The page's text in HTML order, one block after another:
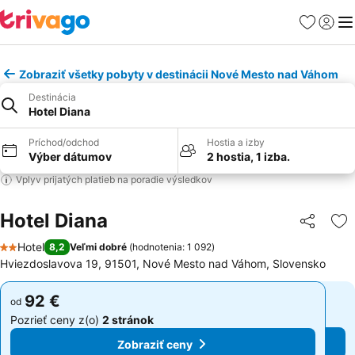
Obľúbené
Zobraziť všetky pobyty v destinácii Nové Mesto nad Váhom
Destinácia
Hotel Diana
Príchod/odchod
Výber dátumov
Hostia a izby
2 hostia, 1 izba.
Vplyv prijatých platieb na poradie výsledkov
Hotel Diana Zdieľať
2 Počet hviezdičiek
Hotel 8,2 Veľmi dobré (hodnotenia: 1 092)
Hviezdoslavova 19, 91501, Nové Mesto nad Váhom, Slovensko
od 92 €
Pozrieť ceny z(o) 2 stránok
Zobraziť ceny
od 92 €
Pozrieť ceny z(o) 2 stránok
Zobraziť ceny